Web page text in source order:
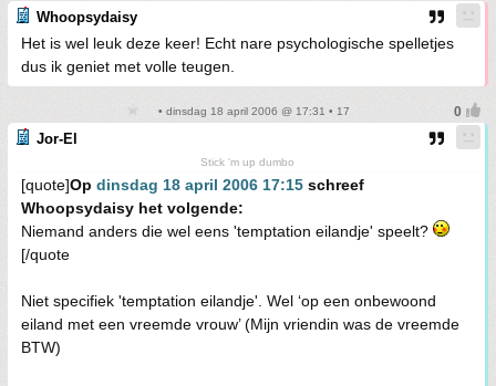
Whoopsydaisy
Het is wel leuk deze keer! Echt nare psychologische spelletjes
dus ik geniet met volle teugen.
• dinsdag 18 april 2006 @ 17:31 • 17
Jor-El
Stick 'm up dumbo
[quote]Op dinsdag 18 april 2006 17:15 schreef
Whoopsydaisy het volgende:
Niemand anders die wel eens 'temptation eilandje' speelt?
[/quote
Niet specifiek 'temptation eilandje'. Wel ‘op een onbewoond
eiland met een vreemde vrouw’ (Mijn vriendin was de vreemde
BTW)